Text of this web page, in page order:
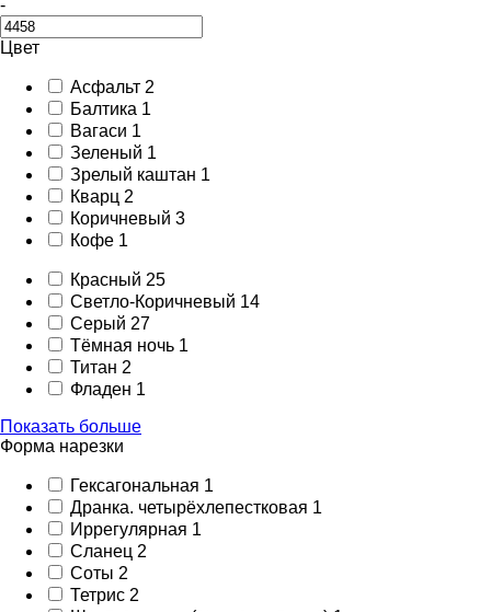
-
Цвет
Асфальт 2
Балтика 1
Вагаси 1
Зеленый 1
Зрелый каштан 1
Кварц 2
Коричневый 3
Кофе 1
Красный 25
Светло-Коричневый 14
Серый 27
Тёмная ночь 1
Титан 2
Фладен 1
Показать больше
Форма нарезки
Гексагональная 1
Дранка. четырёхлепестковая 1
Иррегулярная 1
Сланец 2
Соты 2
Тетрис 2